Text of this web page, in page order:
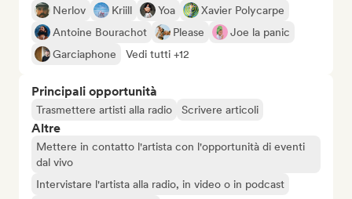
Nerlov Kriill Yoa
Xavier Polycarpe
Antoine Bourachot
Please
Joe la panic
Garciaphone
Vedi tutti +12
Principali opportunità
Trasmettere artisti alla radio Scrivere articoli
Altre
Mettere in contatto l'artista con l'opportunità di eventi
dal vivo
Intervistare l'artista alla radio, in video o in podcast